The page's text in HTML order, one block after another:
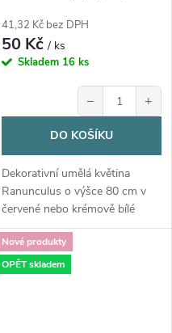
41,32 Kč bez DPH
50 Kč/ ks
Skladem 16 ks
− +
DO KOŠÍKU
Dekorativní umělá květina
Ranunculus o výšce 80 cm v
červené nebo krémově bílé
barvě.
Nové produkty
OPĚT skladem